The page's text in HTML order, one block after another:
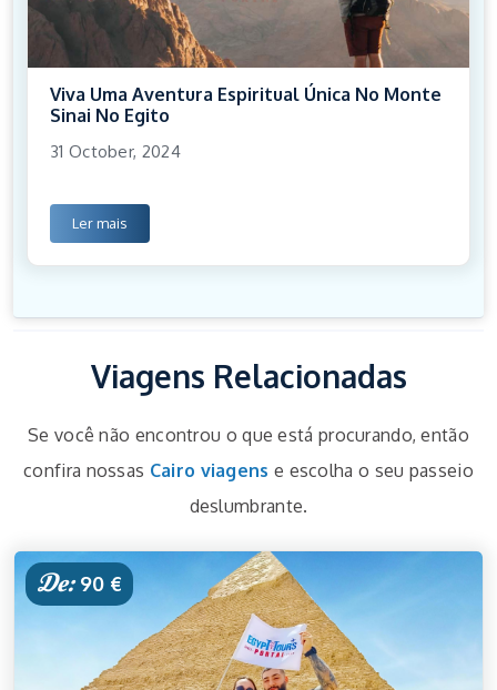
Viva Uma Aventura Espiritual Única No Monte
Sinai No Egito
31 October, 2024
Ler mais
Viagens Relacionadas
Se você não encontrou o que está procurando, então
confira nossas Cairo viagens e escolha o seu passeio
deslumbrante.
De:90 €